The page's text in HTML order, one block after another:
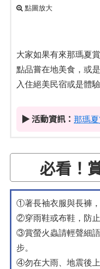
點圖放大
大家如果有來那瑪夏
點品嘗在地美食，或
入住絕美民宿或是體
▶ 活動資訊： 那瑪
必看！
①著長袖衣服與長褲，
②穿雨鞋或布鞋，防止
③賞螢火蟲請輕聲細
步。
④勿在大雨、地震後